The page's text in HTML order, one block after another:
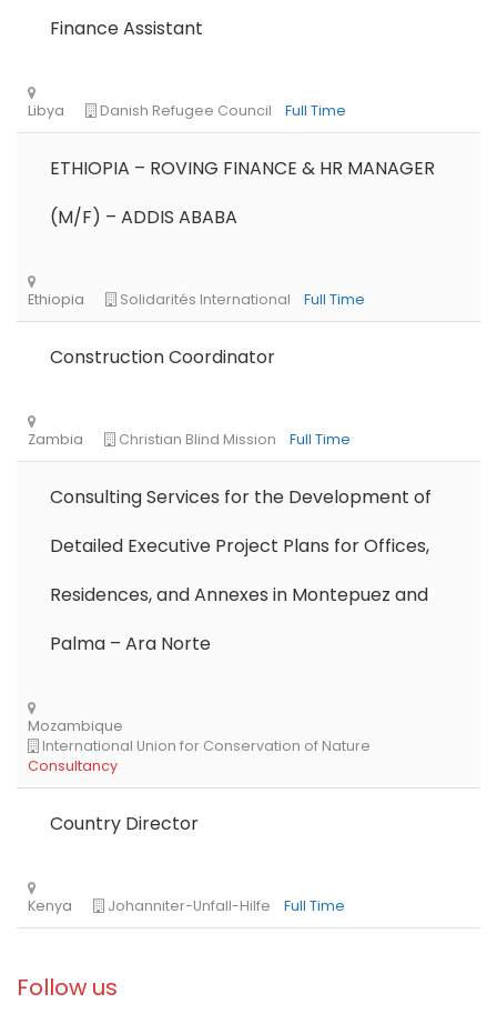
Finance Assistant
ETHIOPIA – ROVING FINANCE & HR MANAGER
(M/F) – ADDIS ABABA
Construction Coordinator
Consulting Services for the Development of
Detailed Executive Project Plans for Offices,
Residences, and Annexes in Montepuez and
Palma – Ara Norte
Country Director
Follow us